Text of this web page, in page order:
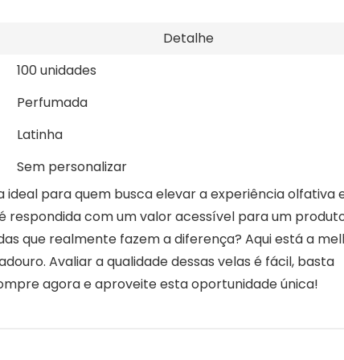
Detalhe
100 unidades
Perfumada
Latinha
Sem personalizar
ideal para quem busca elevar a experiência olfativa
respondida com um valor acessível para um
que realmente fazem a diferença? Aqui está a
Avaliar a qualidade dessas velas é fácil, basta
agora e aproveite esta oportunidade única!